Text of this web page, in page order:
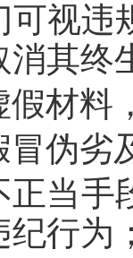
可视违
消其终
假材料
冒伪劣
正当手
纪行为